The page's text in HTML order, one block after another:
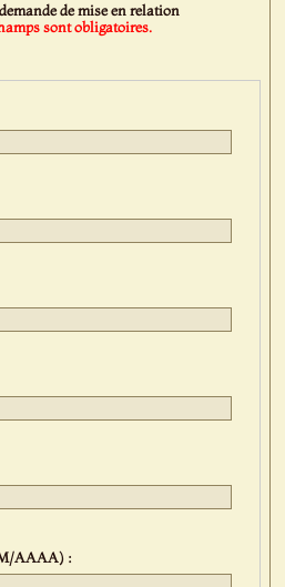
de mise en relation
sont obligatoires.
AAAA) :